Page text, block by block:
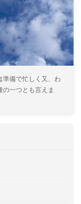
準備で忙しく又、わ
一つとも言えま